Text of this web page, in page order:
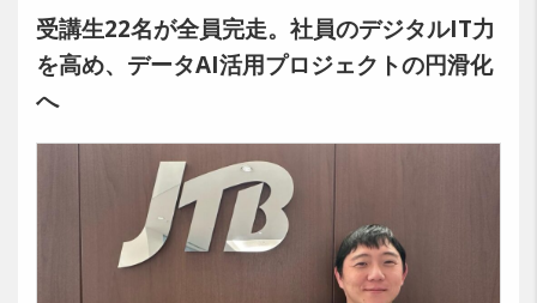
受講生22名が全員完走。社員のデジタルIT力
を高め、データAI活用プロジェクトの円滑化
へ